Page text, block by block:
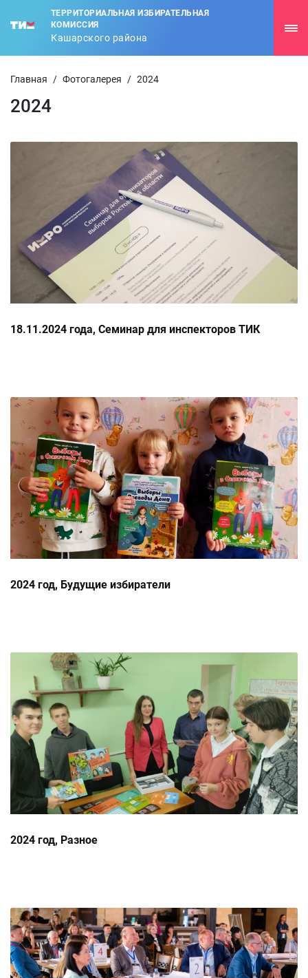
ТЕРРИТОРИАЛЬНАЯ ИЗБИРАТЕЛЬНАЯ
КОМИССИЯ
Кашарского района
Главная / Фотогалерея / 2024
2024
18.11.2024 года, Семинар для инспекторов ТИК
2024 год, Будущие избиратели
2024 год, Разное